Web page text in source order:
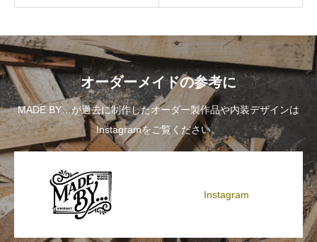
オーダーメイドの参考に
MADE BY…が過去に制作したオーダー製作品や内装デザインは
Instagramをご覧ください。
Instagram